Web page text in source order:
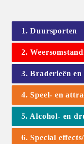
1. Duursporten
2.
3. Braderieën
4. Speel- en
5. Alcohol- en
6. Special